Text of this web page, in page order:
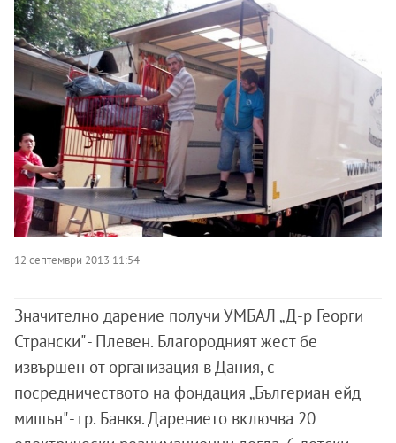
12 септември 2013 11:54
Значително дарение получи УМБАЛ „Д-р Георги
Странски" - Плевен. Благородният жест бе
извършен от организация в Дания, с
посредничеството на фондация „Бългериан ейд
мишън" - гр. Банкя. Дарението включва 20